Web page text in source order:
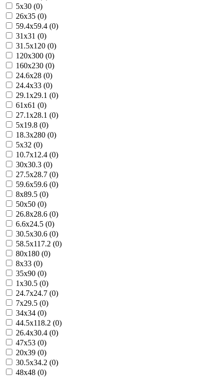
5x30 (0)
26x35 (0)
59.4x59.4 (0)
31x31 (0)
31.5x120 (0)
120x300 (0)
160x230 (0)
24.6x28 (0)
24.4x33 (0)
29.1x29.1 (0)
61x61 (0)
27.1x28.1 (0)
5x19.8 (0)
18.3x280 (0)
5x32 (0)
10.7x12.4 (0)
30x30.3 (0)
27.5x28.7 (0)
59.6x59.6 (0)
8x89.5 (0)
50x50 (0)
26.8x28.6 (0)
6.6x24.5 (0)
30.5x30.6 (0)
58.5x117.2 (0)
80x180 (0)
8x33 (0)
35x90 (0)
1x30.5 (0)
24.7x24.7 (0)
7x29.5 (0)
34x34 (0)
44.5x118.2 (0)
26.4x30.4 (0)
47x53 (0)
20x39 (0)
30.5x34.2 (0)
48x48 (0)